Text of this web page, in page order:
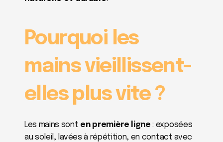
Pourquoi les
mains vieillissent-
elles plus vite ?
Les mains sont en première ligne : exposées
au soleil, lavées à répétition, en contact avec